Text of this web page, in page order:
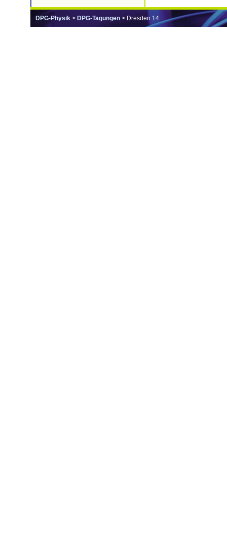
DPG-Physik > DPG-Tagungen > Dresden 14